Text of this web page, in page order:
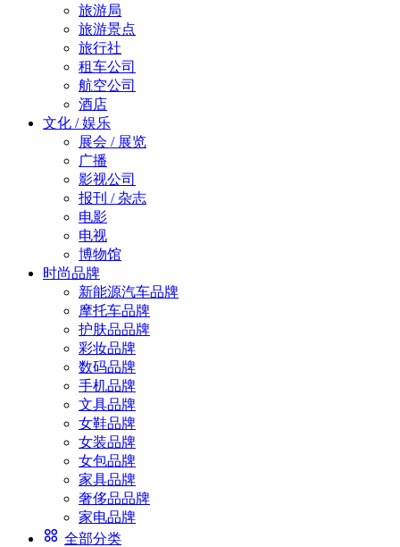
旅游局
旅游景点
旅行社
租车公司
航空公司
酒店
文化 / 娱乐
展会 / 展览
广播
影视公司
报刊 / 杂志
电影
电视
博物馆
时尚品牌
新能源汽车品牌
摩托车品牌
护肤品品牌
彩妆品牌
数码品牌
手机品牌
文具品牌
女鞋品牌
女装品牌
女包品牌
家具品牌
奢侈品品牌
家电品牌
全部分类